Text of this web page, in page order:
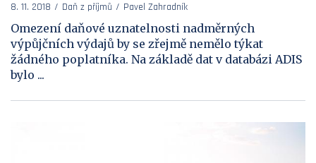
8. 11. 2018 Daň z příjmů Pavel Zahradník
Omezení daňové uznatelnosti nadměrných
výpůjčních výdajů by se zřejmě nemělo týkat
žádného poplatníka. Na základě dat v databázi ADIS
bylo ...